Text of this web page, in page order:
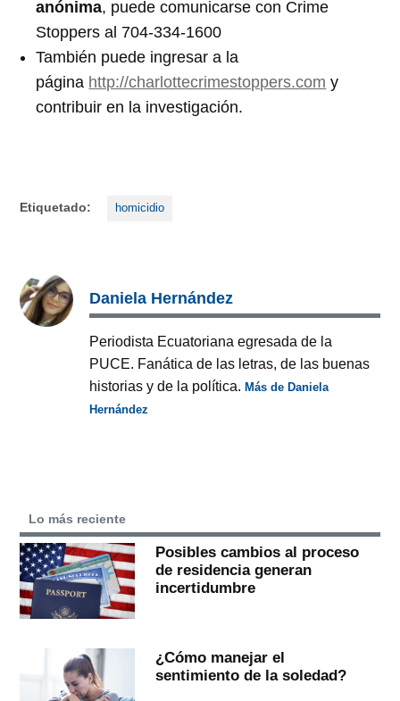
anónima, puede comunicarse con Crime
Stoppers al 704-334-1600
También puede ingresar a la
página http://charlottecrimestoppers.com y
contribuir en la investigación.
Etiquetado: homicidio
Daniela Hernández
Periodista Ecuatoriana egresada de la
PUCE. Fanática de las letras, de las buenas
historias y de la política.Más de Daniela
Hernández
Lo más reciente
Posibles cambios al proceso
de residencia generan
incertidumbre
¿Cómo manejar el
sentimiento de la soledad?